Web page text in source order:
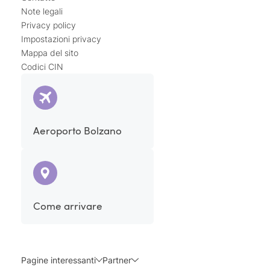
Note legali
Privacy policy
Impostazioni privacy
Mappa del sito
Codici CIN
Aeroporto Bolzano
Come arrivare
Pagine interessanti Partner